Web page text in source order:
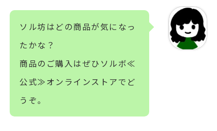
ソル坊はどの商品が気になっ
たかな？
商品のご購入はぜひソルボ≪
公式≫オンラインストアでど
うぞ。